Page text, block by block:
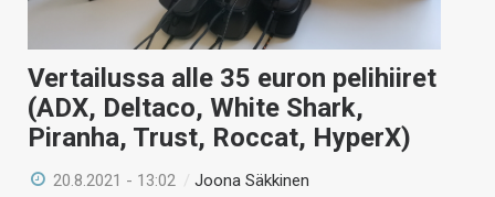
Vertailussa alle 35 euron pelihiiret
(ADX, Deltaco, White Shark,
Piranha, Trust, Roccat, HyperX)
20.8.2021 - 13:02 /Joona Säkkinen